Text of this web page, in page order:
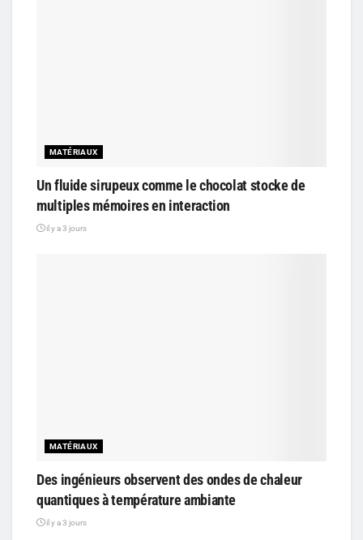
MATÉRIAUX
Un fluide sirupeux comme le chocolat stocke de
multiples mémoires en interaction
il y a 3 jours
MATÉRIAUX
Des ingénieurs observent des ondes de chaleur
quantiques à température ambiante
il y a 3 jours